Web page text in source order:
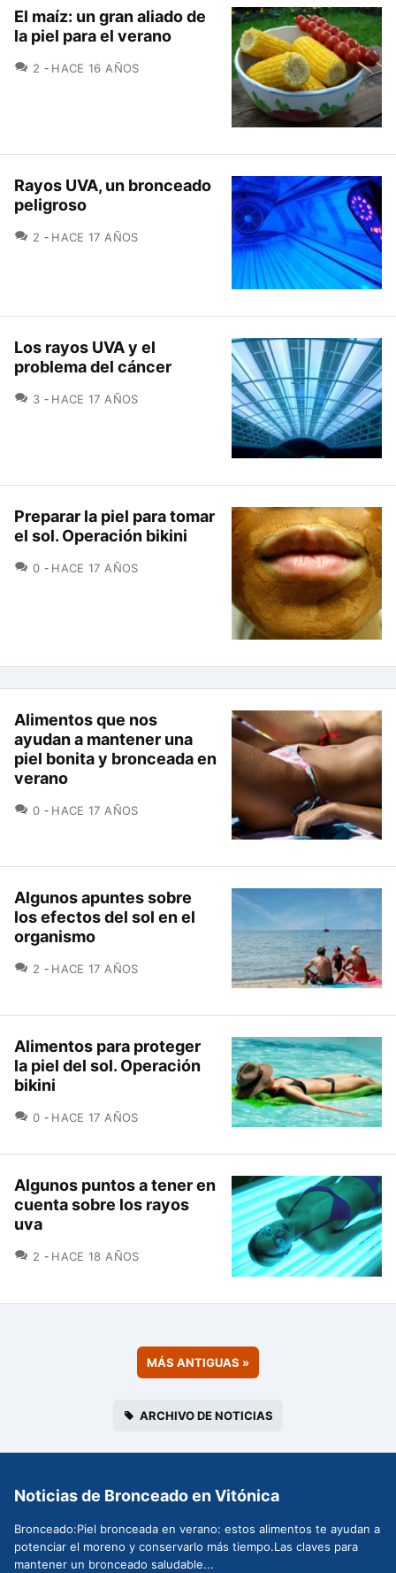
El maíz: un gran aliado de
la piel para el verano
2 COMENTARIOS
HACE 16 AÑOS
Rayos UVA, un bronceado
peligroso
2 COMENTARIOS
HACE 17 AÑOS
Los rayos UVA y el
problema del cáncer
3 COMENTARIOS
HACE 17 AÑOS
Preparar la piel para tomar
el sol. Operación bikini
0 COMENTARIOS
HACE 17 AÑOS
Alimentos que nos
ayudan a mantener una
piel bonita y bronceada en
verano
0 COMENTARIOS
HACE 17 AÑOS
Algunos apuntes sobre
los efectos del sol en el
organismo
2 COMENTARIOS
HACE 17 AÑOS
Alimentos para proteger
la piel del sol. Operación
bikini
0 COMENTARIOS
HACE 17 AÑOS
Algunos puntos a tener en
cuenta sobre los rayos
uva
2 COMENTARIOS
HACE 18 AÑOS
MÁS ANTIGUAS »
ARCHIVO DE NOTICIAS
Noticias de Bronceado en Vitónica
Bronceado:Piel bronceada en verano: estos alimentos te ayudan a
potenciar el moreno y conservarlo más tiempo.Las claves para
mantener un bronceado saludable...